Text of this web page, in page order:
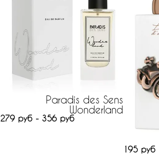
Paradis des Sens
Wonderland
279 руб - 356 руб
195 руб